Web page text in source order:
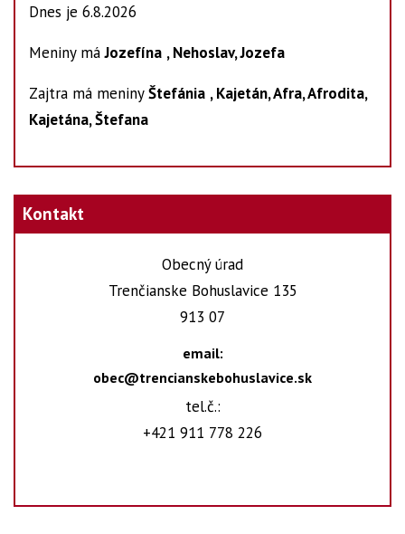
Dnes je 6.8.2026
Meniny máJozefína , Nehoslav, Jozefa
Zajtra má meninyŠtefánia , Kajetán, Afra, Afrodita,
Kajetána, Štefana
Kontakt
Obecný úrad
Trenčianske Bohuslavice 135
913 07
email:
obec@trencianskebohuslavice.sk
tel.č.:
+421 911 778 226